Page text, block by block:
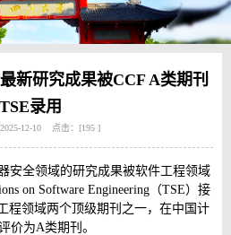
新研究成果被CCF A类期刊
TSE录用
12-10 点击：[195 ]
安全领域的研究成果被软件工程领域
on Software Engineering（TSE）接
程领域两个顶级期刊之一，在中国计
价为A类期刊。